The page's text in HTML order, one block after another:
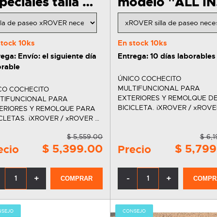
10ks
Envío: el siguiente día
COCHECITO
PARA
Y REMOLQUE PARA
/ xROVER es
personas con discapacidad e
del mercado. Esta silla
para necesidades
jogger y…
$ 5,559.00
$ 5,399.00
+ COMPRAR
ONE" - asiento
respaldo
En stock10ks
Entrega: 10 días laborables
ÚNICO COCHECITO
MULTIFUNCIONAL PARA
EXTERIORES Y REMOLQUE DE
BICICLETA. iXROVER / xROVER con
personas con discapacidad e
inmovilidad del mercado. Esta
de paseo para…
Precio
$
$
- +
CONSEJO